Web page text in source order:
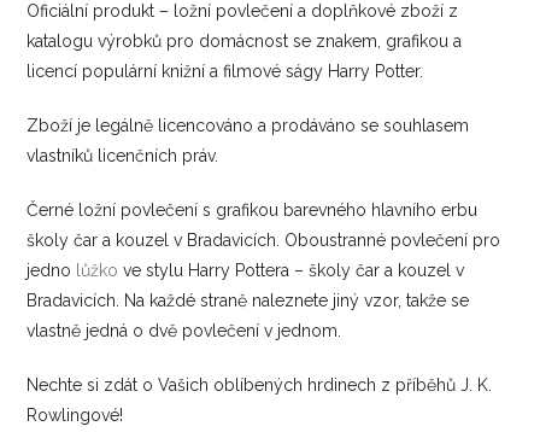
Oficiální produkt – ložní povlečení a doplňkové zboží z
katalogu výrobků pro domácnost se znakem, grafikou a
licencí populární knižní a filmové ságy Harry Potter.
Zboží je legálně licencováno a prodáváno se souhlasem
vlastníků licenčních práv.
Černé ložní povlečení s grafikou barevného hlavního erbu
školy čar a kouzel v Bradavicích. Oboustranné povlečení pro
jedno lůžko ve stylu Harry Pottera – školy čar a kouzel v
Bradavicích. Na každé straně naleznete jiný vzor, takže se
vlastně jedná o dvě povlečení v jednom.
Nechte si zdát o Vašich oblíbených hrdinech z příběhů J. K.
Rowlingové!